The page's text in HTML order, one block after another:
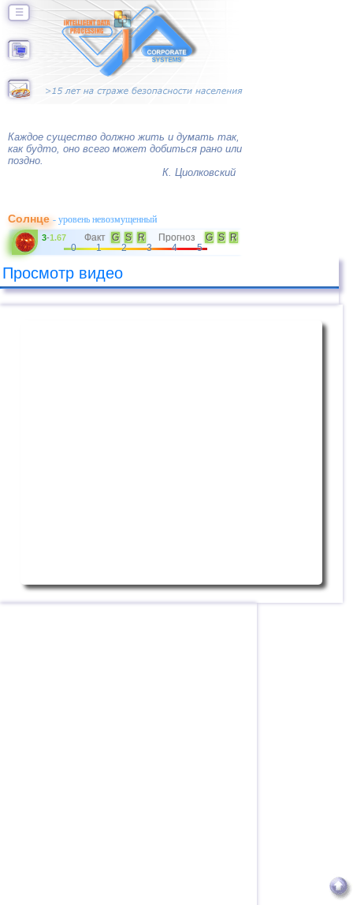
☰
Каждое существо должно жить и думать так,
как будто, оно всего может добиться рано или
поздно.
К. Циолковский
Солнце- уровень невозмущенный
3-1.67 Факт G S R Прогноз G S
R
0
1 2 3 4 5
Просмотр видео